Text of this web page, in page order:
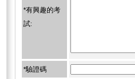
*有興趣的考
試:
*驗證碼